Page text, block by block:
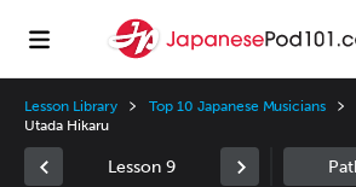
Lesson Library Top 10 Japanese Musicians
Utada Hikaru
Lesson 9